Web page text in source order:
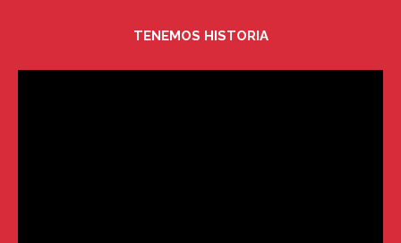
TENEMOS HISTORIA